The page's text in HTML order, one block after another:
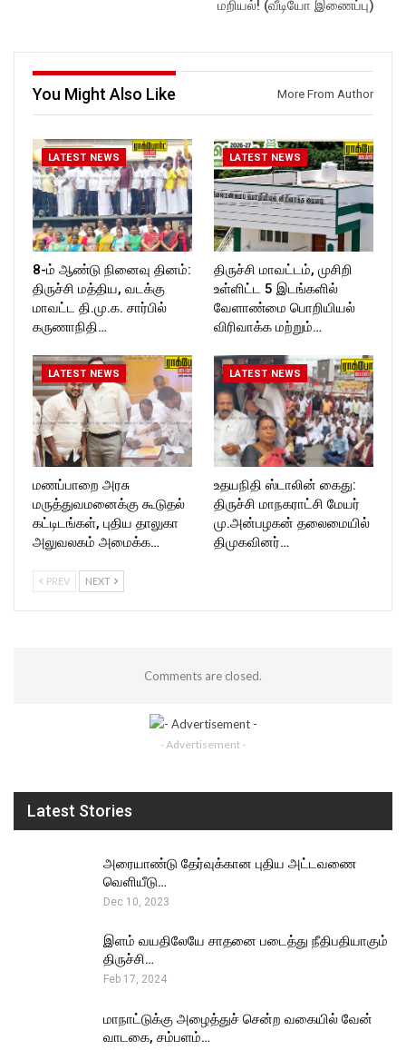
https://twitter.com/ROCKFOR
T_TIMES
Follow us on:
https://twitter.com/ROCKFOR
மறியல்! (வீடியோ இணைப்பு)
You Might Also Like More From Author
LATEST NEWS
8-ம் ஆண்டு நினைவு தினம்:
திருச்சி மத்திய, வடக்கு
மாவட்ட தி.மு.க. சார்பில்
கருணாநிதி…
LATEST NEWS
திருச்சி மாவட்டம், முசிறி
உள்ளிட்ட 5 இடங்களில்
வேளாண்மை பொறியியல்
விரிவாக்க மற்றும்…
LATEST NEWS
மணப்பாறை அரசு
மருத்துவமனைக்கு கூடுதல்
கட்டிடங்கள், புதிய தாலுகா
அலுவலகம் அமைக்க…
LATEST NEWS
உதயநிதி ஸ்டாலின் கைது:
திருச்சி மாநகராட்சி மேயர்
மு.அன்பழகன் தலைமையில்
திமுகவினர்…
PREV NEXT
Comments are closed.
- Advertisement -
Latest Stories
அரையாண்டு தேர்வுக்கான புதிய அட்டவணை
வெளியீடு…
Dec 10, 2023
இளம் வயதிலேயே சாதனை படைத்து நீதிபதியாகும்
திருச்சி…
Feb 17, 2024
மாநாட்டுக்கு அழைத்துச் சென்ற வகையில் வேன்
வாடகை, சம்பளம்…